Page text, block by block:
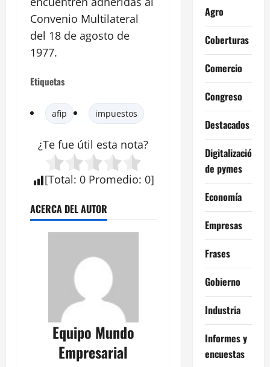
Convenio Multilateral
del 18 de agosto de
1977.
Etiquetas
afip impuestos
¿Te fue útil esta nota?
[Total: 0 Promedio: 0]
ACERCA DEL AUTOR
Equipo Mundo
Empresarial
Agro
Coberturas
Comercio
Congreso
Destacados
Digitalización
de pymes
Economía
Empresas
Frases
Gobierno
Industria
Informes y
encuestas